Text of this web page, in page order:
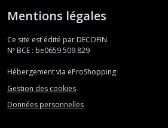
Mentions légales
Ce site est édité par DECOFIN.
Nº BCE : be0659.509.829
Hébergement via eProShopping
Gestion des cookies
Données personnelles